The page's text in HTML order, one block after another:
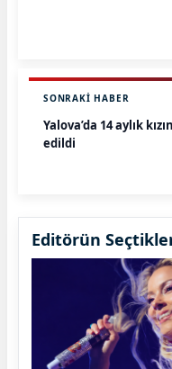
SONRAKI HABER
Yalova’da 14 aylık
edildi
Editörün